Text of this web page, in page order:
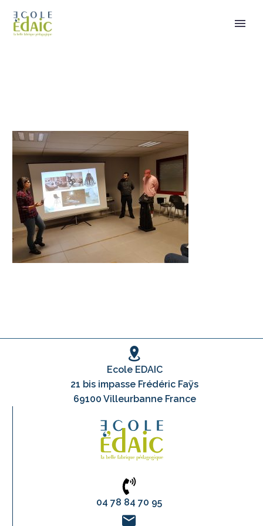
Ecole EDAIC
21 bis impasse Frédéric Faÿs
69100 Villeurbanne France
04 78 84 70 95